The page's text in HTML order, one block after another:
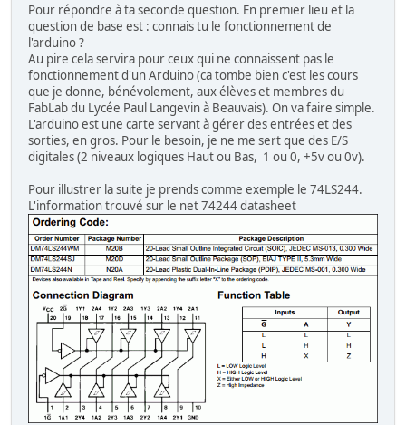
Pour répondre à ta seconde question. En premier lieu et la
question de base est : connais tu le fonctionnement de
l'arduino ?
Au pire cela servira pour ceux qui ne connaissent pas le
fonctionnement d'un Arduino (ca tombe bien c'est les cours
que je donne, bénévolement, aux élèves et membres du
FabLab du Lycée Paul Langevin à Beauvais). On va faire simple.
L'arduino est une carte servant à gérer des entrées et des
sorties, en gros. Pour le besoin, je ne me sert que des E/S
digitales (2 niveaux logiques Haut ou Bas, 1 ou 0, +5v ou 0v).
Pour illustrer la suite je prends comme exemple le 74LS244.
L'information trouvé sur le net 74244 datasheet